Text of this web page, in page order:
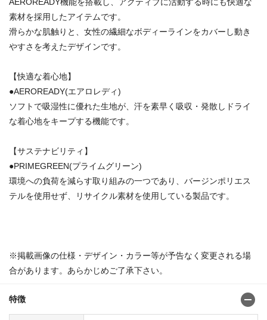
素材を採用したアイテムです。
滑らかな肌触りと、女性の繊細なボディーラインをカバーし動き
やすさを考えたデザインです。
【快適な着心地】
●AEROREADY(エアロレディ)
ソフトで吸湿性に優れた生地が、汗を素早く吸収・発散しドライ
な着心地をキープする機能です。
【サステナビリティ】
●PRIMEGREEN(プライムグリーン)
環境への負荷を減らす取り組みの一つであり、バージンポリエス
テルを使用せず、リサイクル素材を使用している製品です。
※掲載画像の仕様・デザイン・カラー等が予告なく変更される場
合があります。あらかじめご了承下さい。
特徴